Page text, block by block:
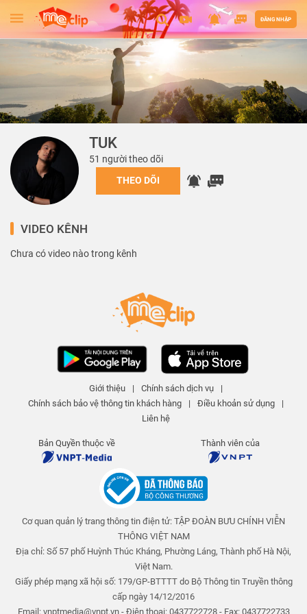
ĐĂNG NHẬP
TUK
51 người theo dõi
THEO DÕI
VIDEO KÊNH
Chưa có video nào trong kênh
Giới thiệu | Chính sách dịch vụ
|
Chính sách bảo vệ thông tin khách hàng
| Điều khoản sử dụng
|
Liên hệ
Bản Quyền thuộc về Thành viên của
Cơ quan quản lý trang thông tin điện tử: TẬP ĐOÀN BƯU CHÍNH VIỄN
THÔNG VIỆT NAM
Địa chỉ: Số 57 phố Huỳnh Thúc Kháng, Phường Láng, Thành phố Hà Nội,
Việt Nam.
Giấy phép mạng xã hội số: 179/GP-BTTTT do Bộ Thông tin Truyền thông
cấp ngày 14/12/2016
Email: vnptmedia@vnpt.vn - Điện thoại: 0437722728 - Fax: 0437722733